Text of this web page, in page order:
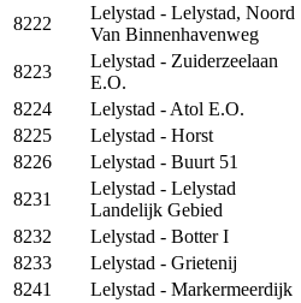
8222
Lelystad - Lelystad, Noord
Van Binnenhavenweg
8223
Lelystad - Zuiderzeelaan
E.O.
8224
Lelystad - Atol E.O.
8225
Lelystad - Horst
8226
Lelystad - Buurt 51
8231
Lelystad - Lelystad
Landelijk Gebied
8232
Lelystad - Botter I
8233
Lelystad - Grietenij
8241
Lelystad - Markermeerdijk